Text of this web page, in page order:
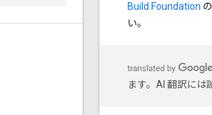
Build Foundation
い。
ます。AI 翻訳には